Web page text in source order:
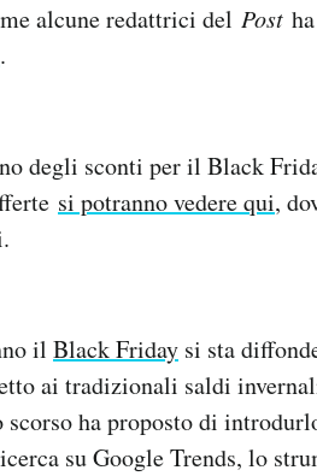
alcune redattrici del Post
.
degli sconti per il Black
si potranno vedere qui,
il Black Friday si sta
ai tradizionali saldi
ha proposto di
su Google Trends, lo